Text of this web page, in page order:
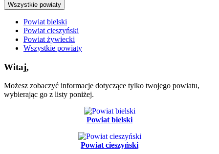
Wszystkie powiaty
Powiat bielski
Powiat cieszyński
Powiat żywiecki
Wszystkie powiaty
Witaj,
Możesz zobaczyć informacje dotyczące tylko twojego powiatu,
wybierając go z listy poniżej.
Powiat bielski
Powiat cieszyński